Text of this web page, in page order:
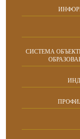
CИСТЕМА